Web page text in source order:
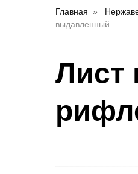
Главная
выдавленный
Лист